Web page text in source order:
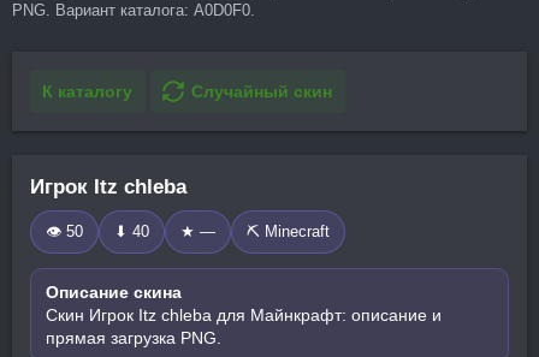
PNG. Вариант каталога: A0D0F0.
К каталогу Случайный скин
Игрок Itz chleba
👁 50 ⬇ 40 ★ — ⛏️ Minecraft
Описание скина
Скин Игрок Itz chleba для Майнкрафт: описание и
прямая загрузка PNG.